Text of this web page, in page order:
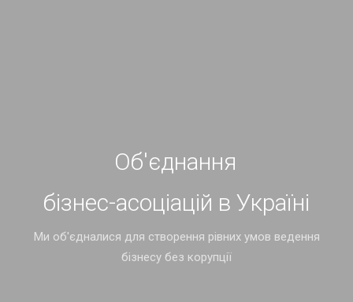
Об'єднання
бізнес-асоціацій в Україні
Ми об'єдналися для створення рівних умов ведення
бізнесу без корупції